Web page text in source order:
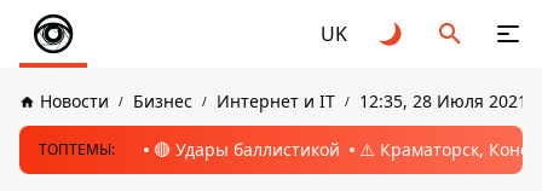
UK
Новости Бизнес Интернет и IT 12:35, 28 Июля 2021
ТОПТЕМЫ: 🔴 Удары баллистикой ⚠️ Краматорск,